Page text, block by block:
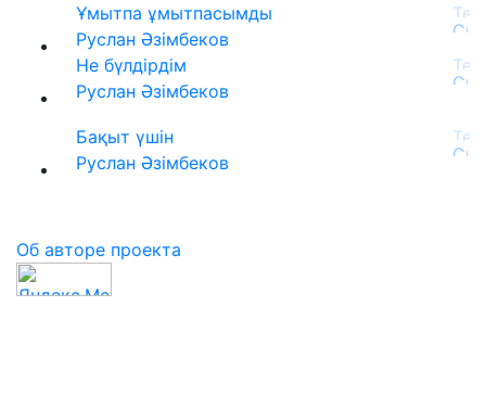
Ұмытпа ұмытпасымды
Руслан Әзімбеков
Не бүлдірдім
Руслан Әзімбеков
Бақыт үшін
Руслан Әзімбеков
Об авторе проекта